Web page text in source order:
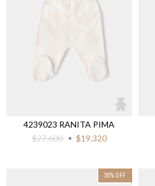
4239023 RANITA PIMA
$27.600
$19.320
30% OFF